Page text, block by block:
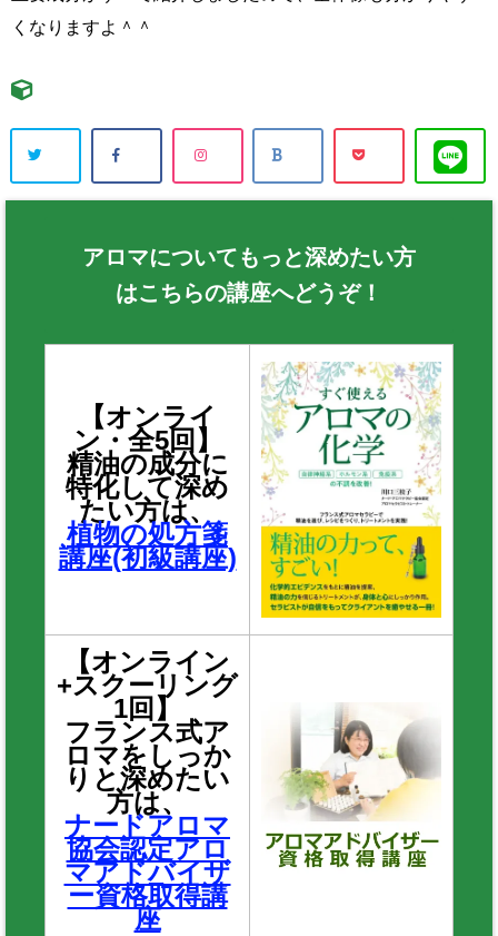
くなりますよ＾＾
アロマについてもっと深めたい方
はこちらの講座へどうぞ！
【オンライ
ン・全5回】
精油の成分に
特化して深め
たい方は、
植物の処方箋
講座(初級講座)
【オンライン
+スクーリング
1回】
フランス式ア
ロマをしっか
りと深めたい
方は、
ナードアロマ
協会認定アロ
マアドバイザ
ー資格取得講
座